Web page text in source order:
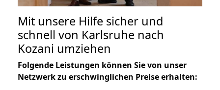
Mit unsere Hilfe sicher und
schnell von Karlsruhe nach
Kozani umziehen
Folgende Leistungen können Sie von unser
Netzwerk zu erschwinglichen Preise erhalten: